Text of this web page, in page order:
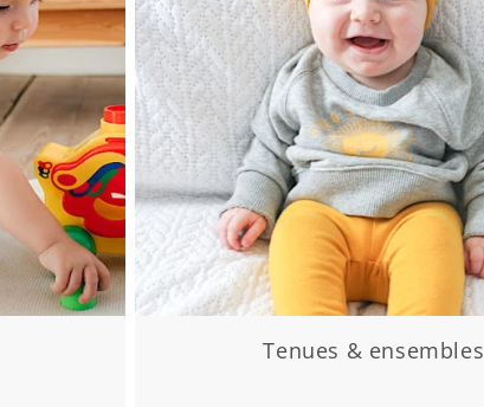
Tenues & ensembles